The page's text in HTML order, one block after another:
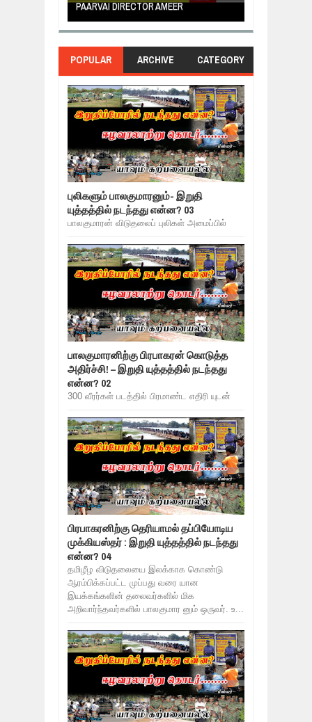
PAARVAI DIRECTOR AMEER
POPULAR ARCHIVE CATEGORY
புலிகளும் பாலகுமாரனும்- இறுதி
யுத்தத்தில் நடந்தது என்ன? 03
பாலகுமாரன் விடுதலைப் புலிகள் அமைப்பில்
பாலகுமாரனிற்கு பிரபாகரன் கொடுத்த
அதிர்ச்சி! – இறுதி யுத்தத்தில் நடந்தது
என்ன? 02
300 வீரர்கள் படத்தில் பிரமாண்ட எதிரி யுடன்
பிரபாகரனிற்கு தெரியாமல் தப்பியோடிய
முக்கியஸ்தர் : இறுதி யுத்தத்தில் நடந்தது
என்ன? 04
தமிழீழ விடுதலையை இலக்காக கொண்டு
ஆரம்பிக்கப்பட்ட முப்பது வரை யான
இயக்கங்களின் தலைவர்களில் மிக
அறிவார்ந்தவர்களில் பாலகுமார னும் ஒருவர். உ...